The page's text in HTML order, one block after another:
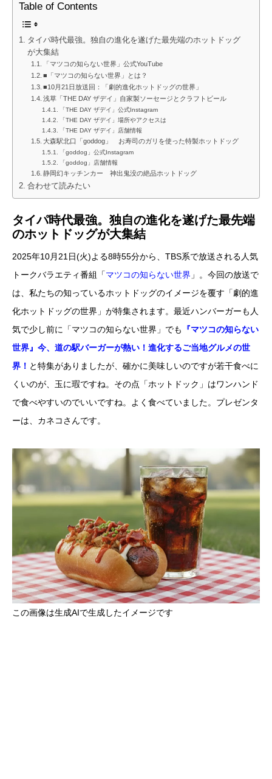
Table of Contents
タイパ時代最強。独自の進化を遂げた最先端のホットドッグ
が大集結
「マツコの知らない世界」公式YouTube
■「マツコの知らない世界」とは？
■10月21日放送回：「劇的進化ホットドッグの世界」
浅草「THE DAY ザデイ」自家製ソーセージとクラフトビール
「THE DAY ザデイ」公式Instagram
「THE DAY ザデイ」場所やアクセスは
「THE DAY ザデイ」店舗情報
大森駅北口「goddog」 お寿司のガリを使った特製ホットドッグ
「goddog」公式Instagram
「goddog」店舗情報
静岡幻キッチンカー 神出鬼没の絶品ホットドッグ
合わせて読みたい
タイパ時代最強。独自の進化を遂げた最先端
のホットドッグが大集結
2025年10月21日(火)よる8時55分から、TBS系で放送される人気
トークバラエティ番組「マツコの知らない世界 」。今回の放送で
は、私たちの知っているホットドッグのイメージを覆す「劇的進
化ホットドッグの世界」が特集されます。最近ハンバーガーも人
気で少し前に「マツコの知らない世界」でも
『マツコの知らない
世界』今、道の駅バーガーが熱い！進化するご当地グルメの世
界！ と特集がありましたが、確かに美味しいのですが若干食べに
くいのが、玉に瑕ですね。その点「ホットドック」はワンハンド
で食べやすいのでいいですね。よく食べていました。プレゼンタ
ーは、カネコさんです。
この画像は生成AIで生成したイメージです